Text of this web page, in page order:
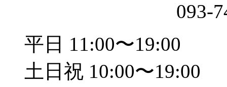
093-
平日 11:00〜19:00
土日祝 10:00〜19:00